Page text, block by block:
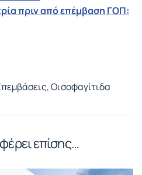
πριν από επέμβαση ΓΟΠ:
,Οισοφαγίτιδα
επίσης…